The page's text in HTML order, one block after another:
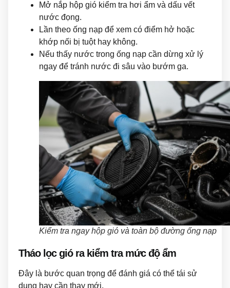
Mở nắp hộp gió kiểm tra hơi ẩm và dấu vết
nước đọng.
Lần theo ống nạp để xem có điểm hở hoặc
khớp nối bị tuột hay không.
Nếu thấy nước trong ống nạp cần dừng xử lý
ngay để tránh nước đi sâu vào bướm ga.
Kiểm tra ngay hộp gió và toàn bộ đường ống nạp
Tháo lọc gió ra kiểm tra mức độ ẩm
Đây là bước quan trọng để đánh giá có thể tái sử
dụng hay cần thay mới.